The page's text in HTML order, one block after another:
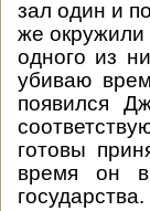
зал один и
же
одного из
убиваю
появился
готовы
время он